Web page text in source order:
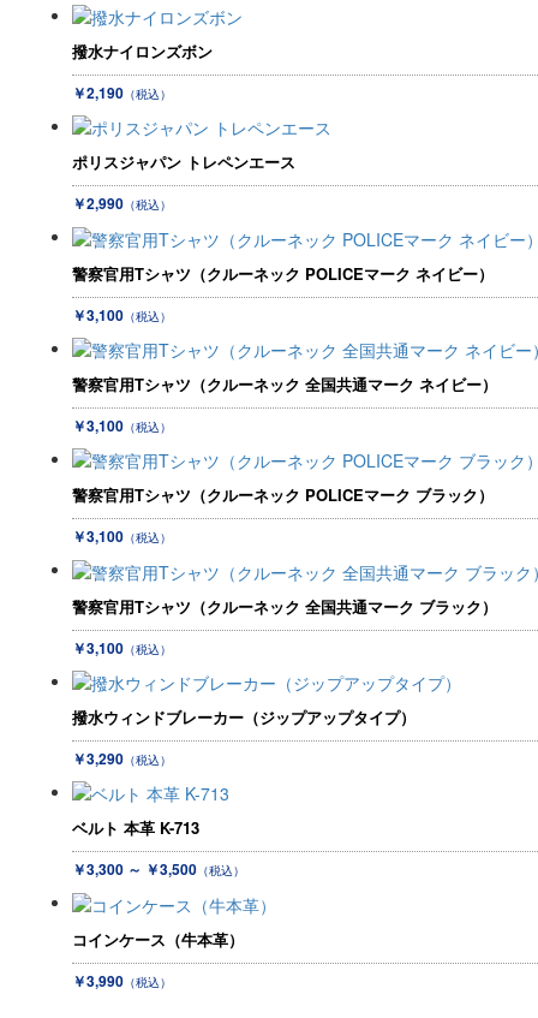
撥水ナイロンズボン
￥2,190 （税込）
ポリスジャパン トレペンエース
￥2,990 （税込）
警察官用Tシャツ（クルーネック POLICEマーク ネイビー）
￥3,100 （税込）
警察官用Tシャツ（クルーネック 全国共通マーク ネイビー）
￥3,100 （税込）
警察官用Tシャツ（クルーネック POLICEマーク ブラック）
￥3,100 （税込）
警察官用Tシャツ（クルーネック 全国共通マーク ブラック）
￥3,100 （税込）
撥水ウィンドブレーカー（ジップアップタイプ）
￥3,290 （税込）
ベルト 本革 K-713
￥3,300 ～ ￥3,500 （税込）
コインケース（牛本革）
￥3,990 （税込）